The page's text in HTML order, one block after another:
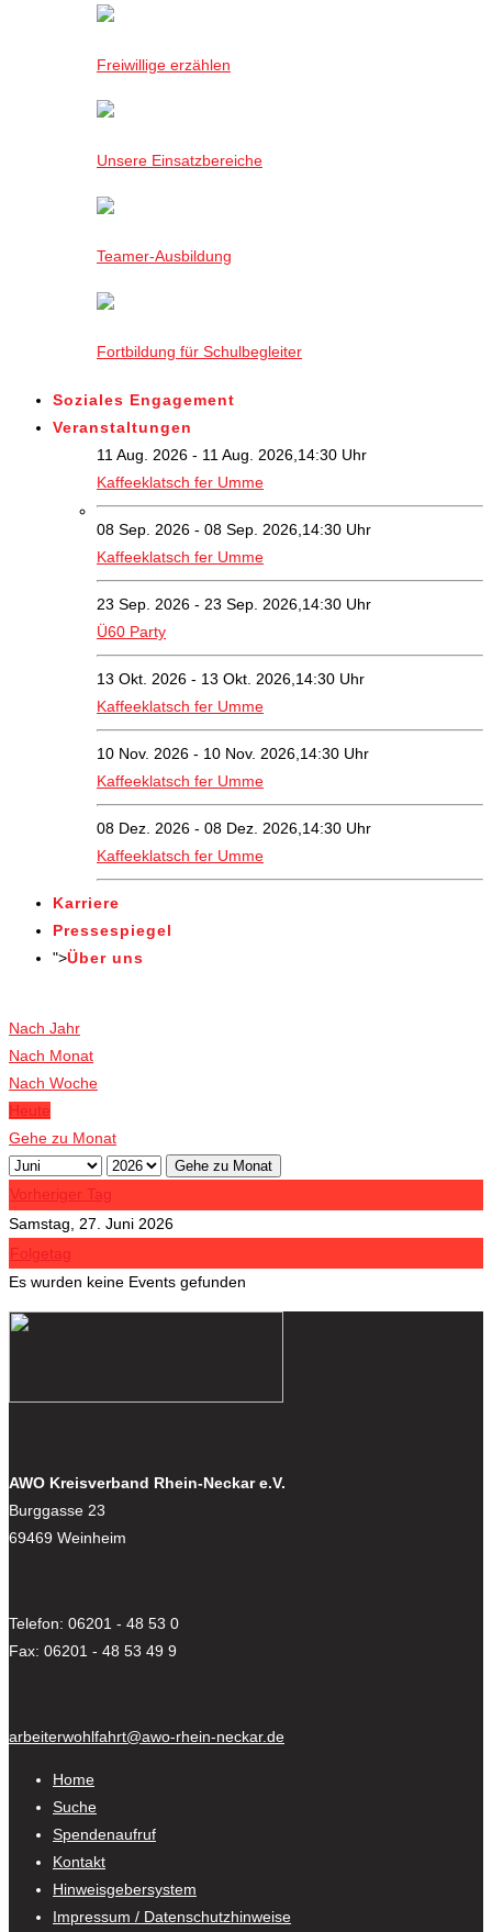
Freiwillige erzählen
Unsere Einsatzbereiche
Teamer-Ausbildung
Fortbildung für Schulbegleiter
Soziales Engagement
Veranstaltungen
11 Aug. 2026 - 11 Aug. 2026,14:30 Uhr
Kaffeeklatsch fer Umme
08 Sep. 2026 - 08 Sep. 2026,14:30 Uhr
Kaffeeklatsch fer Umme
23 Sep. 2026 - 23 Sep. 2026,14:30 Uhr
Ü60 Party
13 Okt. 2026 - 13 Okt. 2026,14:30 Uhr
Kaffeeklatsch fer Umme
10 Nov. 2026 - 10 Nov. 2026,14:30 Uhr
Kaffeeklatsch fer Umme
08 Dez. 2026 - 08 Dez. 2026,14:30 Uhr
Kaffeeklatsch fer Umme
Karriere
Pressespiegel
">Über uns
Nach Jahr
Nach Monat
Nach Woche
Heute
Gehe zu Monat
Gehe zu Monat
Vorheriger Tag
Samstag, 27. Juni 2026
Folgetag
Es wurden keine Events gefunden
AWO Kreisverband Rhein-Neckar e.V.
Burggasse 23
69469 Weinheim
Telefon: 06201 - 48 53 0
Fax: 06201 - 48 53 49 9
arbeiterwohlfahrt@awo-rhein-neckar.de
Home
Suche
Spendenaufruf
Kontakt
Hinweisgebersystem
Impressum / Datenschutzhinweise